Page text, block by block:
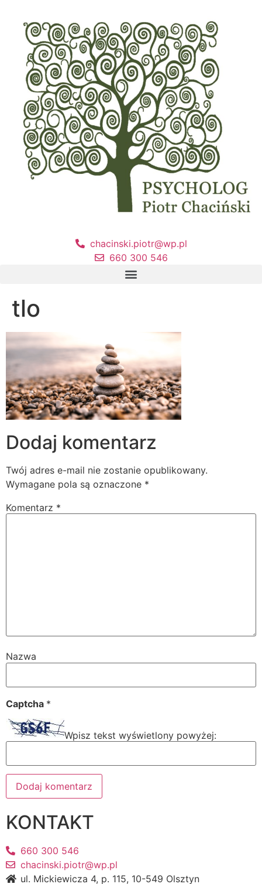
chacinski.piotr@wp.pl
660 300 546
tlo
Dodaj komentarz
Twój adres e-mail nie zostanie opublikowany.
Wymagane pola są oznaczone *
Komentarz *
Nazwa
Captcha *
Wpisz tekst wyświetlony powyżej:
KONTAKT
660 300 546
chacinski.piotr@wp.pl
ul. Mickiewicza 4, p. 115, 10-549 Olsztyn